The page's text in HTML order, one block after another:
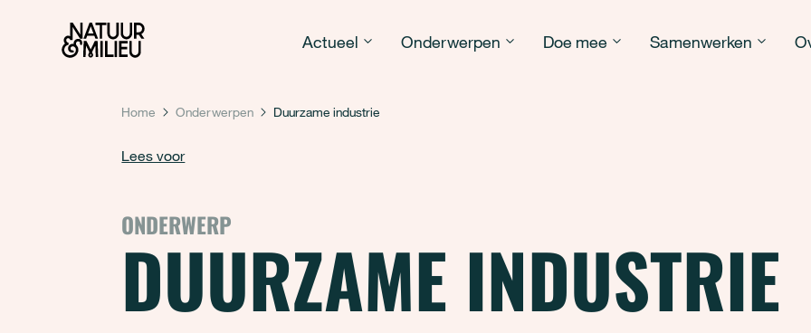
Natuur & Milieu homepage
Actueel Onderwerpen Doe mee Samenwerken
Home Onderwerpen Duurzame industrie
Lees voor
ONDERWERP
DUURZAME INDUSTRIE